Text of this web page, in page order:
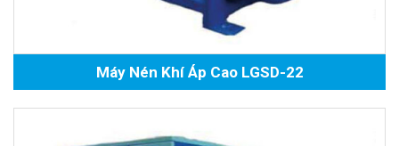
Máy Nén Khí Áp Cao LGSD-22